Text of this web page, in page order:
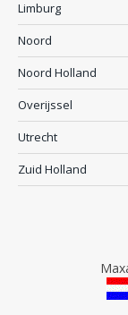
Limburg
Noord
Noord Holland
Overijssel
Utrecht
Zuid Holland